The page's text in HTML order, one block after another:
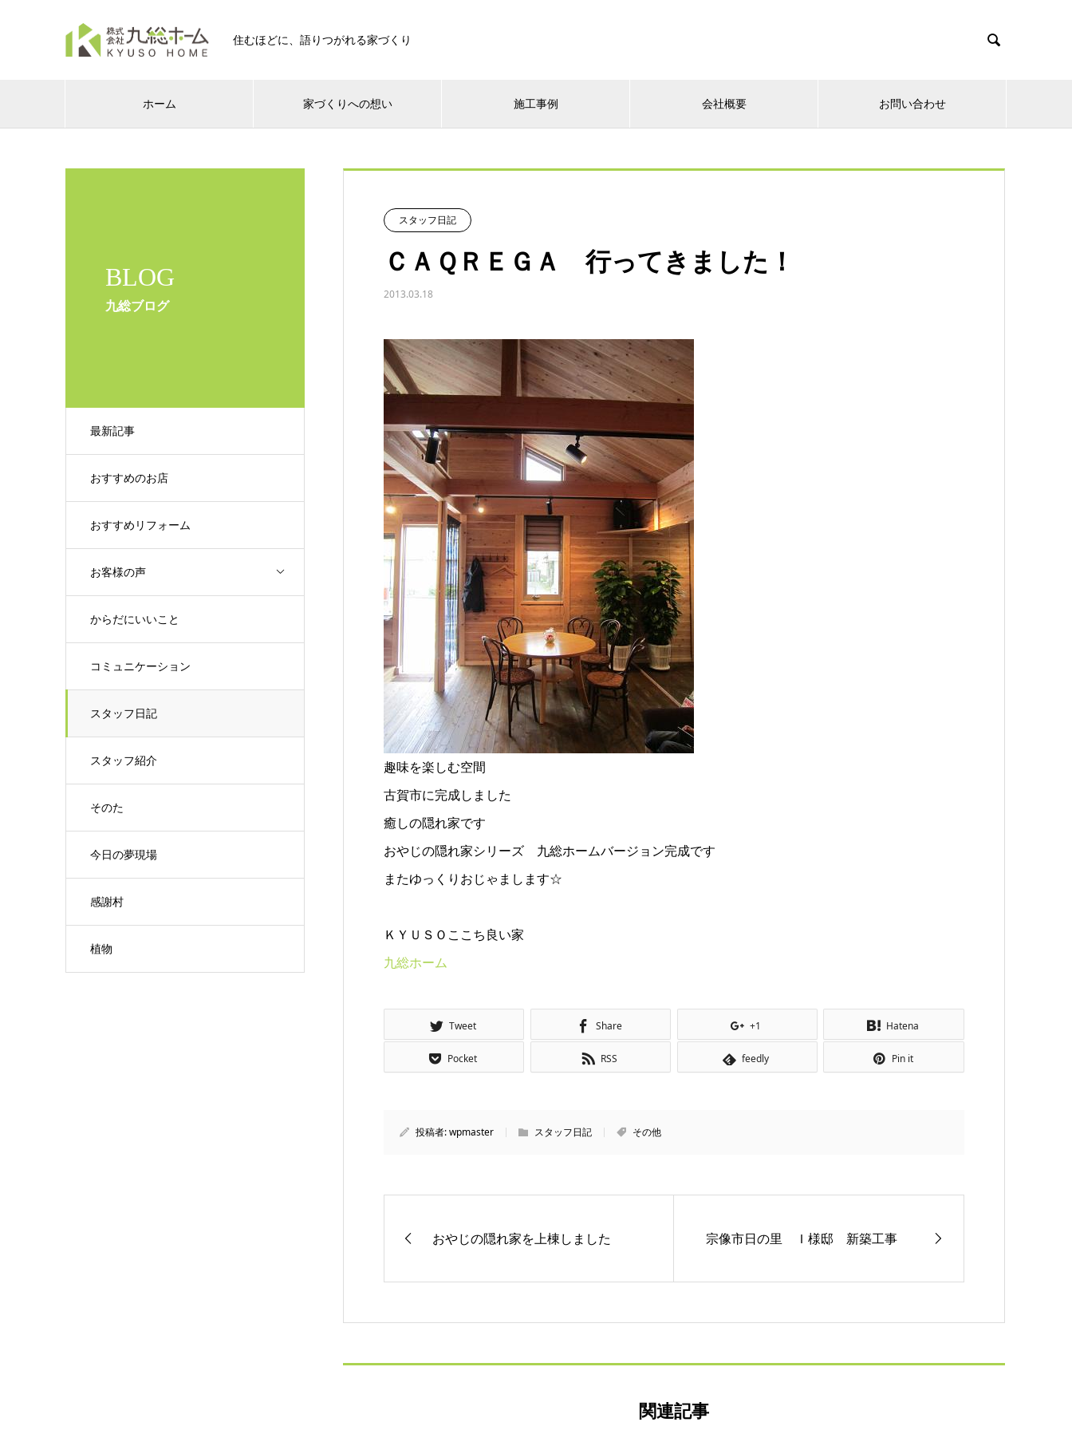
住むほどに、語りつがれる家づくり 
ホーム 家づくりへの想い 施工事例 会社概要 お問い合わせ
BLOG
九総ブログ
最新記事
おすすめのお店
おすすめリフォーム
お客様の声
からだにいいこと
コミュニケーション
スタッフ日記
スタッフ紹介
そのた
今日の夢現場
感謝村
植物
スタッフ日記
ＣＡＱＲＥＧＡ 行ってきました！
2013.03.18
趣味を楽しむ空間
古賀市に完成しました
癒しの隠れ家です
おやじの隠れ家シリーズ 九総ホームバージョン完成です
またゆっくりおじゃまします☆
ＫＹＵＳＯここち良い家
九総ホーム
Tweet Share +1 Hatena
Pocket RSS feedly Pin it
投稿者:wpmaster スタッフ日記 その他
おやじの隠れ家を上棟しました 宗像市日の里 Ｉ様邸 新築工事
関連記事